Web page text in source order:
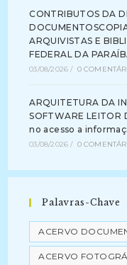
CONTRIBUTOS DA
ARQUIVISTAS E
FEDERAL DA
03/08/2026 / 0
ARQUITETURA DA
SOFTWARE
no acesso a
03/08/2026 / 0
Palavras-Chave
ACERVO
ACERVO